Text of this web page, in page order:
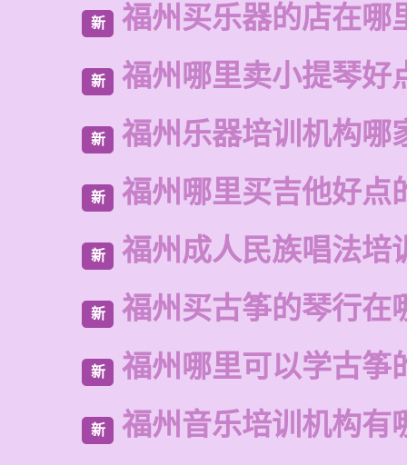
新 福州买乐器的店在哪
新 福州哪里卖小提琴好
新 福州乐器培训机构哪
新 福州哪里买吉他好点
新 福州成人民族唱法培
新 福州买古筝的琴行在
新 福州哪里可以学古筝
新 福州音乐培训机构有